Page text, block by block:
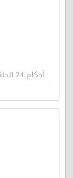
أحكام 24 الحلقة 161